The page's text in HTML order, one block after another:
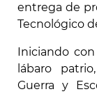
entrega de
Tecnológico
Iniciando
lábaro
Guerra y